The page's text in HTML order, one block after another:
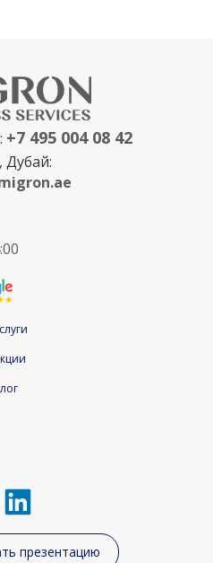
+7 495 004 08 42
Дубай:
презентацию